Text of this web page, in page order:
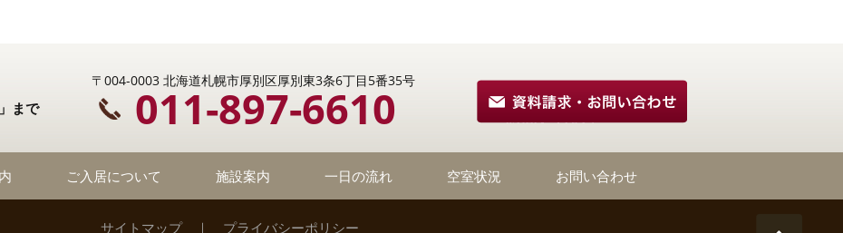
まで
〒004-0003 北海道札幌市厚別区厚別東3条6丁目5番35号
011-897-6610
ご入居について 施設案内 一日の流れ 空室状況 お問い合わせ
サイトマップ｜ プライバシーポリシー